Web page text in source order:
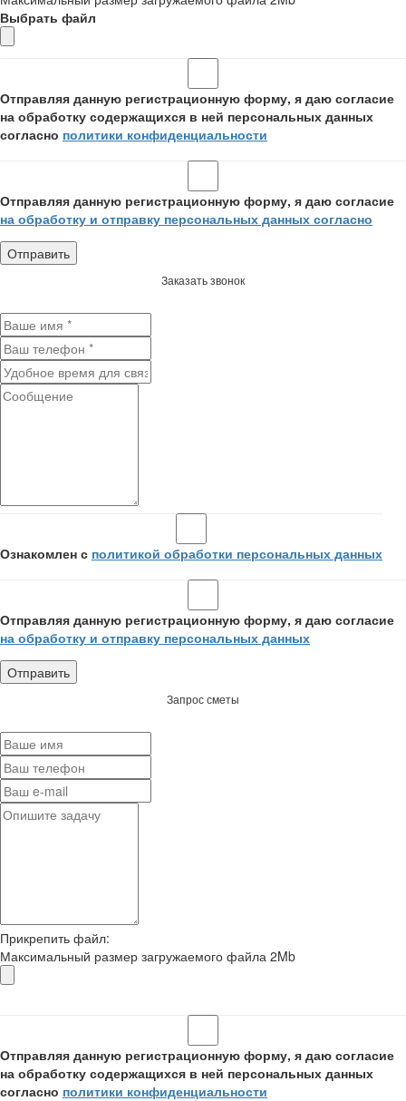
Выбрать файл
Отправляя данную регистрационную форму, я даю согласие
на обработку содержащихся в ней персональных данных
согласно политики конфиденциальности
Отправляя данную регистрационную форму, я даю согласие
на обработку и отправку персональных данных согласно
Заказать звонок
Ознакомлен с политикой обработки персональных данных
Отправляя данную регистрационную форму, я даю согласие
на обработку и отправку персональных данных
Запрос сметы
Прикрепить файл:
Максимальный размер загружаемого файла 2Mb
Отправляя данную регистрационную форму, я даю согласие
на обработку содержащихся в ней персональных данных
согласно политики конфиденциальности